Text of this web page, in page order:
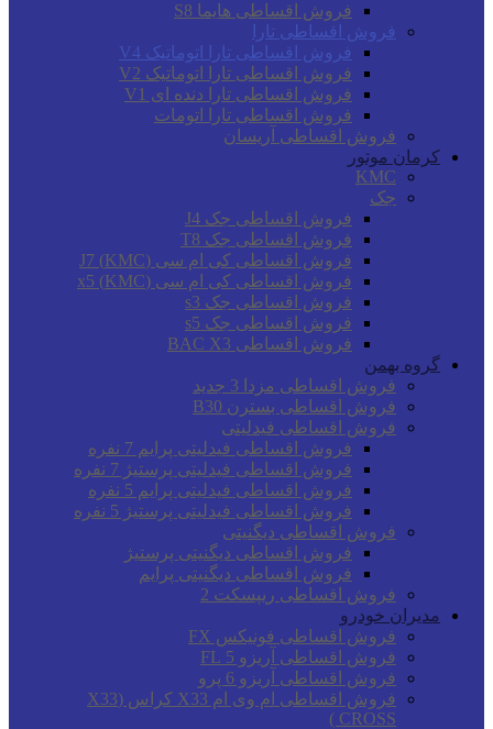
فروش اقساطی هایما S8
فروش اقساطی تارا
فروش اقساطی تارا اتوماتیک V4
فروش اقساطی تارا اتوماتیک V2
فروش اقساطی تارا دنده ای V1
فروش اقساطی تارا اتومات
فروش اقساطی آریسان
کرمان موتور
KMC
جک
فروش اقساطی جک J4
فروش اقساطی جک T8
فروش اقساطی کی ام سی (KMC) J7
فروش اقساطی کی ام سی (KMC) x5
فروش اقساطی جک s3
فروش اقساطی جک s5
فروش اقساطی BAC X3
گروه بهمن
فروش اقساطی مزدا 3 جدید
فروش اقساطی بسترن B30
فروش اقساطی فیدلیتی
فروش اقساطی فیدلیتی پرایم 7 نفره
فروش اقساطی فیدلیتی پرستیژ 7 نفره
فروش اقساطی فیدلیتی پرایم 5 نفره
فروش اقساطی فیدلیتی پرستیژ 5 نفره
فروش اقساطی دیگنیتی
فروش اقساطی دیگنیتی پرستیژ
فروش اقساطی دیگنیتی پرایم
فروش اقساطی ریپسکت 2
مدیران خودرو
فروش اقساطی فونیکس FX
فروش اقساطی آریزو 5 FL
فروش اقساطی آریزو 6 پرو
فروش اقساطی ام وی ام X33 کراس (X33
CROSS )